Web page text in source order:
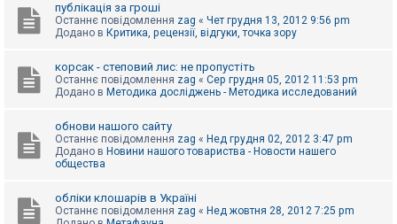
публікація за гроші
Останнє повідомлення zag « Чет грудня 13, 2012 9:56 pm
Додано в Критика, рецензії, відгуки, точка зору
корсак - степовий лис: не пропустіть
Останнє повідомлення zag « Сер грудня 05, 2012 11:53 pm
Додано в Методика досліджень - Методика исследований
обнови нашого сайту
Останнє повідомлення zag « Нед грудня 02, 2012 3:47 pm
Додано в Новини нашого товариства - Новости нашего
общества
обліки клошарів в Україні
Останнє повідомлення zag « Нед жовтня 28, 2012 7:25 pm